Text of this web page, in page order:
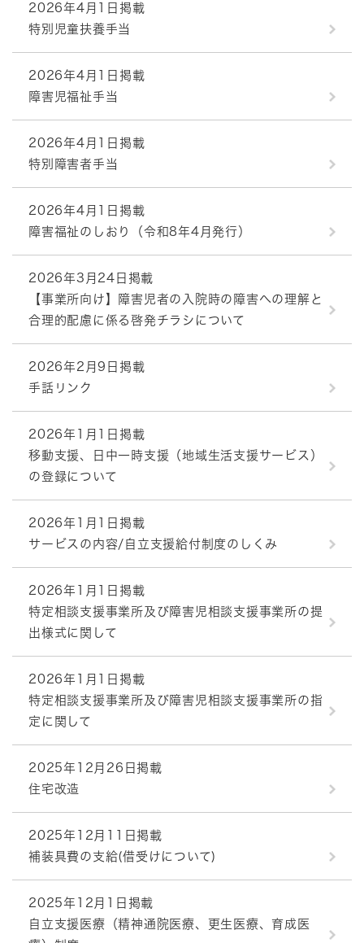
2026年4月1日掲載
特別児童扶養手当
2026年4月1日掲載
障害児福祉手当
2026年4月1日掲載
特別障害者手当
2026年4月1日掲載
障害福祉のしおり（令和8年4月発行）
2026年3月24日掲載
【事業所向け】障害児者の入院時の障害への理解と
合理的配慮に係る啓発チラシについて
2026年2月9日掲載
手話リンク
2026年1月1日掲載
移動支援、日中一時支援（地域生活支援サービス）
の登録について
2026年1月1日掲載
サービスの内容/自立支援給付制度のしくみ
2026年1月1日掲載
特定相談支援事業所及び障害児相談支援事業所の提
出様式に関して
2026年1月1日掲載
特定相談支援事業所及び障害児相談支援事業所の指
定に関して
2025年12月26日掲載
住宅改造
2025年12月11日掲載
補装具費の支給(借受けについて)
2025年12月1日掲載
自立支援医療（精神通院医療、更生医療、育成医